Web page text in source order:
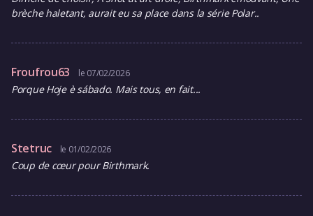
brèche haletant, aurait eu sa place dans la série Polar..
Froufrou63 le 07/02/2026
Porque Hoje è sábado. Mais tous, en fait...
Stetruc le 01/02/2026
Coup de cœur pour Birthmark.